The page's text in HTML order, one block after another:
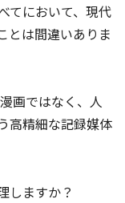
てにおいて、現代
とは間違いありま
画ではなく、人
高精細な記録媒体
しますか？